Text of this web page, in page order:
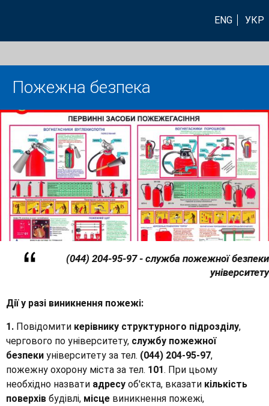
ENG УКР
Пожежна безпека
(044) 204-95-97 - служба пожежної безпеки
університету
Дії у разі виникнення пожежі:
1. Повідомити керівнику структурного підрозділу,
чергового по університету, службу пожежної
безпеки університету за тел. (044) 204-95-97,
пожежну охорону міста за тел. 101. При цьому
необхідно назвати адресу об'єкта, вказати кількість
поверхів будівлі, місце виникнення пожежі,